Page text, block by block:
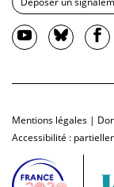
Mentions légales |
Accessibilité :